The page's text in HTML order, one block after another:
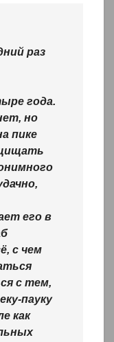
раз
года.
но
пике
его в
с чем
с тем,
пауку
как